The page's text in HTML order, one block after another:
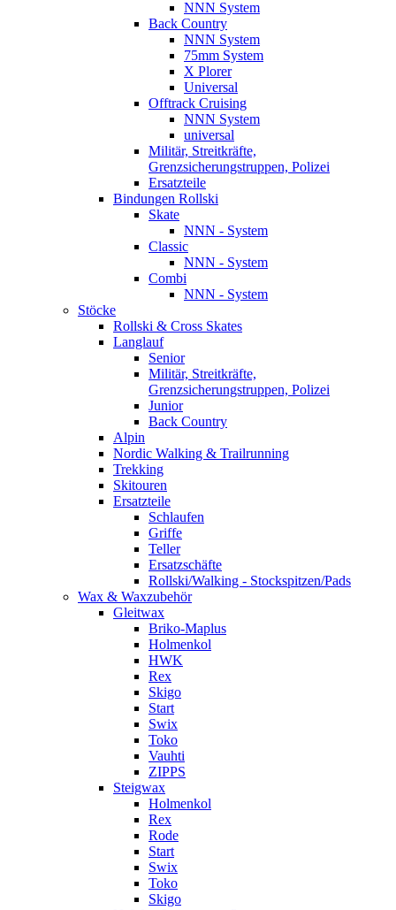
NNN System
Back Country
NNN System
75mm System
X Plorer
Universal
Offtrack Cruising
NNN System
universal
Militär, Streitkräfte,
Grenzsicherungstruppen, Polizei
Ersatzteile
Bindungen Rollski
Skate
NNN - System
Classic
NNN - System
Combi
NNN - System
Stöcke
Rollski & Cross Skates
Langlauf
Senior
Militär, Streitkräfte,
Grenzsicherungstruppen, Polizei
Junior
Back Country
Alpin
Nordic Walking & Trailrunning
Trekking
Skitouren
Ersatzteile
Schlaufen
Griffe
Teller
Ersatzschäfte
Rollski/Walking - Stockspitzen/Pads
Wax & Waxzubehör
Gleitwax
Briko-Maplus
Holmenkol
HWK
Rex
Skigo
Start
Swix
Toko
Vauhti
ZIPPS
Steigwax
Holmenkol
Rex
Rode
Start
Swix
Toko
Skigo